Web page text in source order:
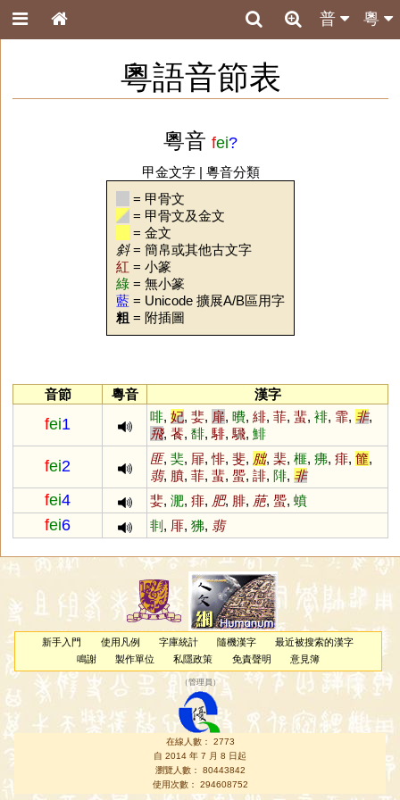
粵
普
粵語音節表
粵音 fei?
甲金文字| 粵音分類
= 甲骨文
= 甲骨文及金文
= 金文
斜= 簡帛或其他古文字
紅 = 小篆
綠 = 無小篆
藍 = Unicode 擴展A/B區用字
粗 = 附插圖
音節 粵音 漢字
fei1 啡, 妃, 婓, 扉, 曊, 緋, 菲, 蜚, 裶, 霏, 非,
飛, 餥, 馡,騑,騛, 鯡
fei2 匪, 奜, 屝,悱, 斐, 朏, 棐, 榧, 疿, 痱, 篚,
翡, 膹, 菲, 蜚, 蜰, 誹, 陫, 非
fei4 婓, 淝, 痱, 肥, 腓, 萉, 蜰, 蟦
fei6 剕 , 厞, 狒, 翡
新手入門 使用凡例 字庫統計 隨機漢字
最近被搜索的漢字
鳴謝
製作單位 私隱政策 免責聲明 意見簿
（管理員 ）
在線人數： 2773
自 2014 年 7 月 8 日起
瀏覽人數： 80443842
使用次數： 294608752